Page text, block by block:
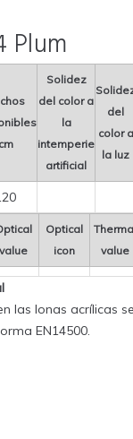
Plum
cm
Solidez
del color a
la
intemperie
artificial
del
color a
la luz
value
Optical
icon
value
las lonas acrílicas
EN14500.